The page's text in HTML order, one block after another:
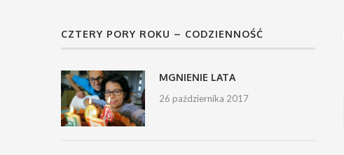
CZTERY PORY ROKU – CODZIENNOŚĆ
MGNIENIE LATA
26 października 2017